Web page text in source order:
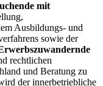
mit
Ausbildungs- und
sowie der
rechtlichen
und Beratung zu
der innerbetriebliche